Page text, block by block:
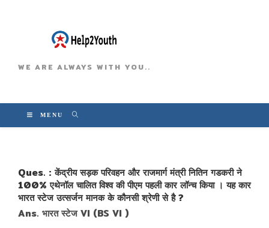
WE ARE ALWAYS WITH YOU..
MENU
Ques. : केंद्रीय सड़क परिवहन और राजमार्ग मंत्री नितिन गडकरी ने
100% एथेनॉल चालित विश्व की पीएम पहली कार लॉन्च किया । यह कार
भारत स्टेज उत्सर्जन मानक के कौनसी श्रेणी से है ?
Ans. भारत स्टेज VI (BS VI )